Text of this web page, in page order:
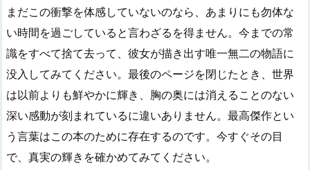
まだこの衝撃を体感していないのなら、あまりにも勿体な
い時間を過ごしていると言わざるを得ません。今までの常
識をすべて捨て去って、彼女が描き出す唯一無二の物語に
没入してみてください。最後のページを閉じたとき、世界
は以前よりも鮮やかに輝き、胸の奥には消えることのない
深い感動が刻まれているに違いありません。最高傑作とい
う言葉はこの本のために存在するのです。今すぐその目
で、真実の輝きを確かめてみてください。